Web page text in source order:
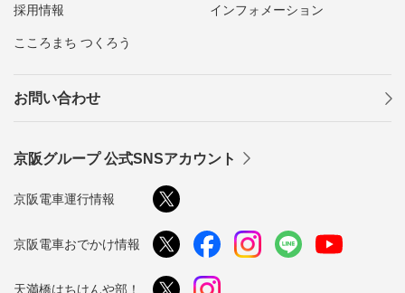
採用情報 インフォメーション
こころまち つくろう
お問い合わせ
京阪グループ 公式SNSアカウント
京阪電車運行情報
京阪電車おでかけ情報
天満橋はちけんや部！